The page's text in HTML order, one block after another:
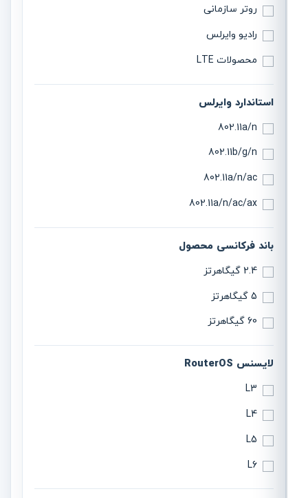
روتر سازمانی
رادیو وایرلس
محصولات LTE
استاندارد وایرلس
802.11a/n
802.11b/g/n
802.11a/n/ac
802.11a/n/ac/ax
باند فرکانسی محصول
2.4 گیگاهرتز
5 گیگاهرتز
60 گیگاهرتز
لایسنس RouterOS
L3
L4
L5
L6